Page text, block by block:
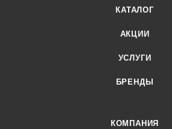
КАТАЛОГ
АКЦИИ
УСЛУГИ
БРЕНДЫ
КОМПАНИЯ